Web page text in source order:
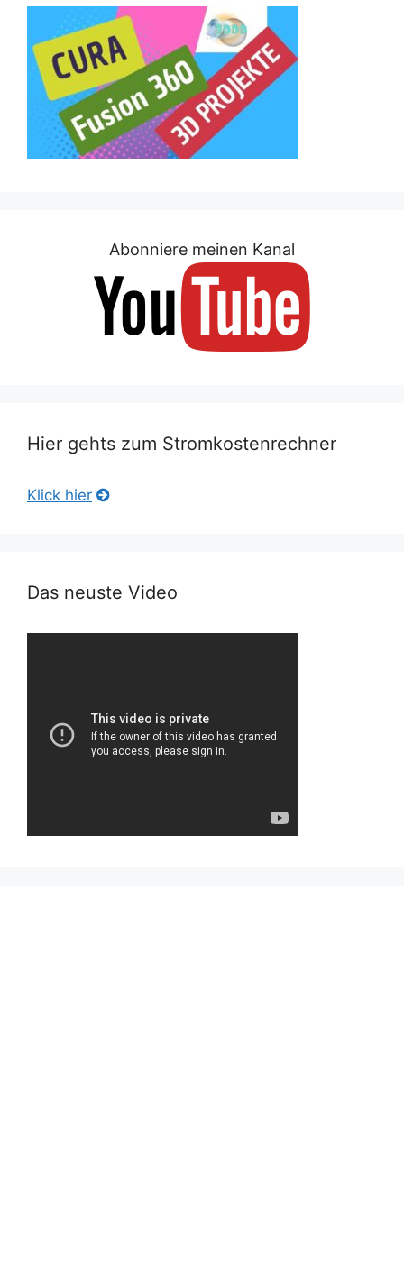
Abonniere meinen Kanal
Hier gehts zum Stromkostenrechner
Klick hier
Das neuste Video